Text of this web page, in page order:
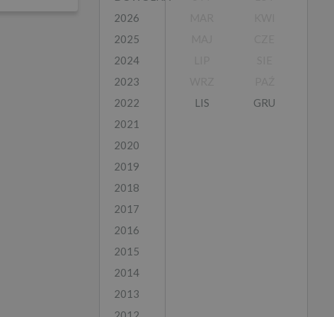
2026
2025
2024
2023
2022
2021
2020
2019
2018
2017
2016
2015
2014
2013
LIS
GRU